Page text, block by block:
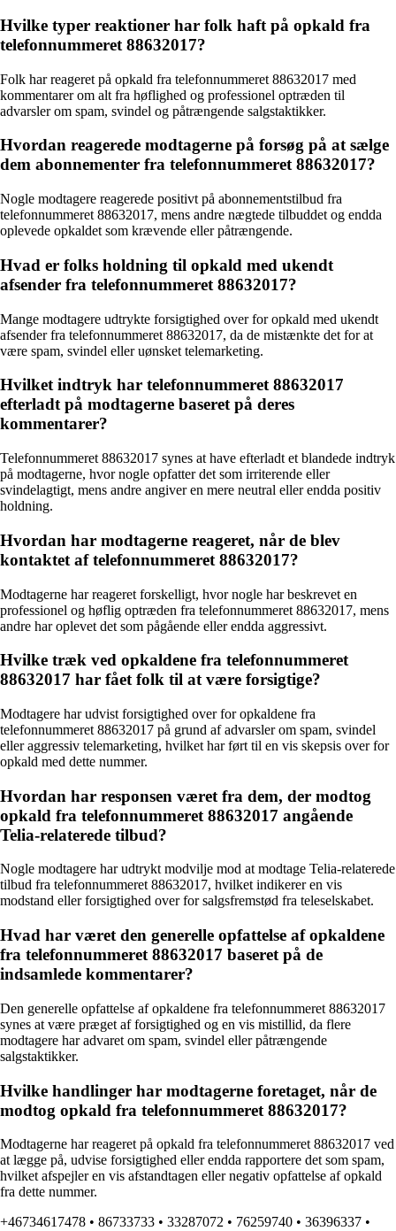
Hvilke typer reaktioner har folk haft på opkald fra
telefonnummeret 88632017?
Folk har reageret på opkald fra telefonnummeret 88632017 med
kommentarer om alt fra høflighed og professionel optræden til
advarsler om spam, svindel og påtrængende salgstaktikker.
Hvordan reagerede modtagerne på forsøg på at sælge
dem abonnementer fra telefonnummeret 88632017?
Nogle modtagere reagerede positivt på abonnementstilbud fra
telefonnummeret 88632017, mens andre nægtede tilbuddet og endda
oplevede opkaldet som krævende eller påtrængende.
Hvad er folks holdning til opkald med ukendt
afsender fra telefonnummeret 88632017?
Mange modtagere udtrykte forsigtighed over for opkald med ukendt
afsender fra telefonnummeret 88632017, da de mistænkte det for at
være spam, svindel eller uønsket telemarketing.
Hvilket indtryk har telefonnummeret 88632017
efterladt på modtagerne baseret på deres
kommentarer?
Telefonnummeret 88632017 synes at have efterladt et blandede indtryk
på modtagerne, hvor nogle opfatter det som irriterende eller
svindelagtigt, mens andre angiver en mere neutral eller endda positiv
holdning.
Hvordan har modtagerne reageret, når de blev
kontaktet af telefonnummeret 88632017?
Modtagerne har reageret forskelligt, hvor nogle har beskrevet en
professionel og høflig optræden fra telefonnummeret 88632017, mens
andre har oplevet det som pågående eller endda aggressivt.
Hvilke træk ved opkaldene fra telefonnummeret
88632017 har fået folk til at være forsigtige?
Modtagere har udvist forsigtighed over for opkaldene fra
telefonnummeret 88632017 på grund af advarsler om spam, svindel
eller aggressiv telemarketing, hvilket har ført til en vis skepsis over for
opkald med dette nummer.
Hvordan har responsen været fra dem, der modtog
opkald fra telefonnummeret 88632017 angående
Telia-relaterede tilbud?
Nogle modtagere har udtrykt modvilje mod at modtage Telia-relaterede
tilbud fra telefonnummeret 88632017, hvilket indikerer en vis
modstand eller forsigtighed over for salgsfremstød fra teleselskabet.
Hvad har været den generelle opfattelse af opkaldene
fra telefonnummeret 88632017 baseret på de
indsamlede kommentarer?
Den generelle opfattelse af opkaldene fra telefonnummeret 88632017
synes at være præget af forsigtighed og en vis mistillid, da flere
modtagere har advaret om spam, svindel eller påtrængende
salgstaktikker.
Hvilke handlinger har modtagerne foretaget, når de
modtog opkald fra telefonnummeret 88632017?
Modtagerne har reageret på opkald fra telefonnummeret 88632017 ved
at lægge på, udvise forsigtighed eller endda rapportere det som spam,
hvilket afspejler en vis afstandtagen eller negativ opfattelse af opkald
fra dette nummer.
+46734617478 • 86733733 • 33287072 • 76259740 • 36396337 •